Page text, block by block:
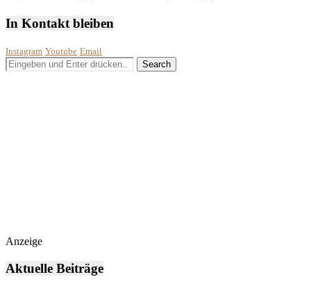
In Kontakt bleiben
Instagram Youtube Email
Anzeige
Aktuelle Beiträge